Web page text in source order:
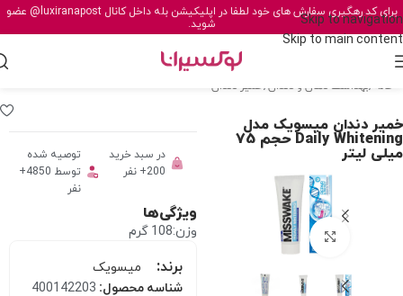
Skip to navigation
Skip to main content
برای کد رهگیری سفارش های خود لطفا در اپلیکیشن بله داخل کانال@luxiranapost عضو
شوید.
خانه /بهداشت دهان و دندان / خمیر دندان
خمیر دندان میسویک مدل
Daily Whitening حجم 75
میلی لیتر
برای بزرگنمایی کلیک کنید
در سبد خرید
200+ نفر
توصیه شده
توسط 4850+
نفر
ویژگی‌ها
وزن:108 گرم
برند:
میسویک
شناسه محصول: 400142203